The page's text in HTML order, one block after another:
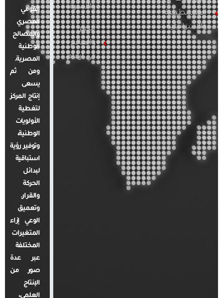
الفلسطينية
والإسرائيلية
والأسرة
مصر
والعالم
في أرقام
القومي
المصري
والمصالح
الوطنية
المصرية.
ومن ثم
يسعى
إنتاج المركز
لتغطية
الأولويات
الوطنية،
وتوفير رؤية
استباقية
لبدائل
الحركة
والقرار.
وتعميق
الوعي إزاء
المتغيرات
المختلفة
عبر عدة
صور من
الإنتاج
العلمي،